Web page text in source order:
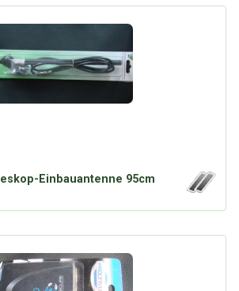
Einbauantenne 95cm